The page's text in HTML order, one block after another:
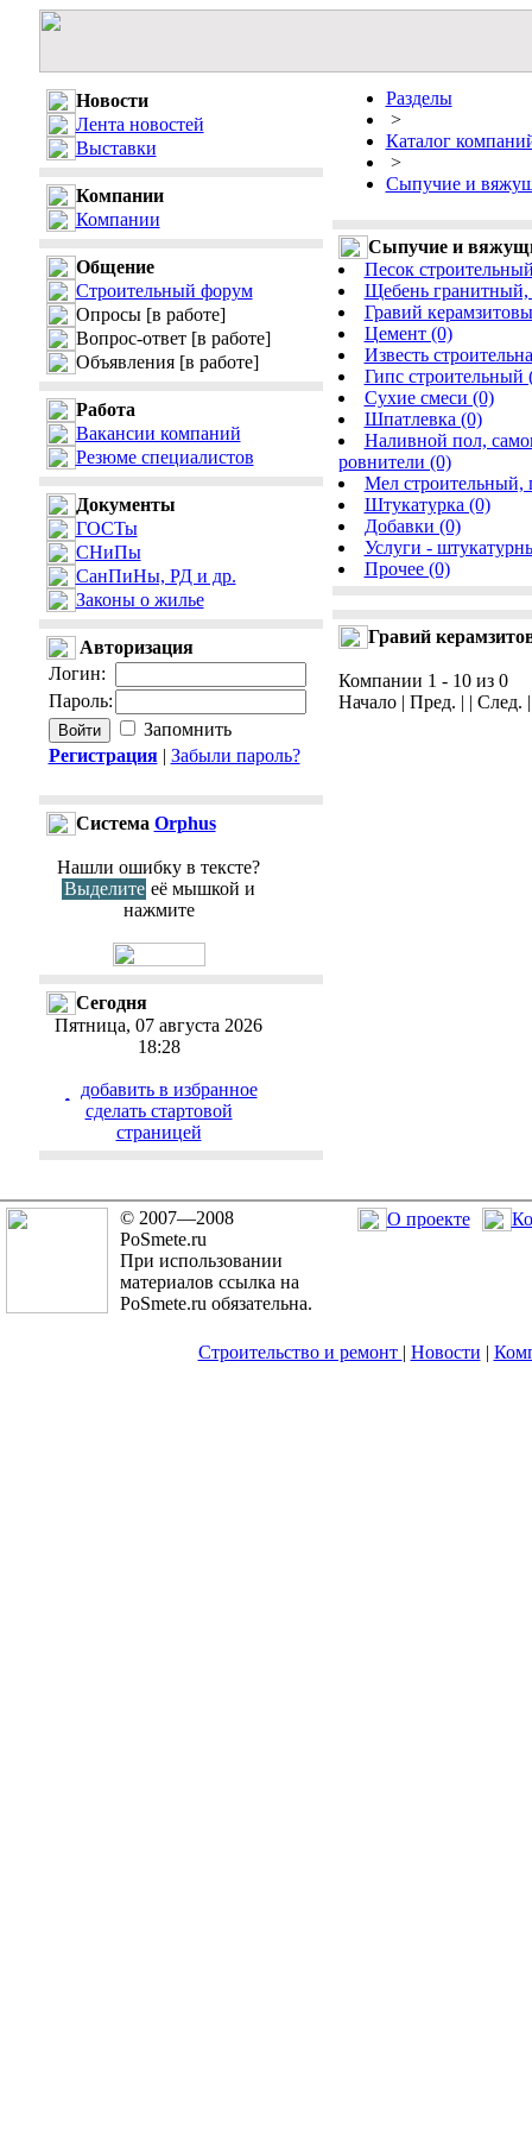
Новости
Лента новостей
Выставки
Компании
Компании
Общение
Строительный форум
Опросы [в работе]
Вопрос-ответ [в работе]
Объявления [в работе]
Работа
Вакансии компаний
Резюме специалистов
Документы
ГОСТы
СНиПы
СанПиНы, РД и др.
Законы о жилье
Авторизация
Логин:
Пароль:
Запомнить
Регистрация| Забыли пароль?
Cистема Orphus
Нашли ошибку в тексте?
Выделите её мышкой и
нажмите
Сегодня
Пятница, 07 августа 2026
18:28
добавить в избранное
cделать стартовой
страницей
Разделы
>
Каталог
>
Сыпучие и
Сыпучие и
Песок
Щебень гранитный,
Гравий
Цемент (0)
Известь
Гипс строительный
Сухие смеси (0)
Шпатлевка (0)
Наливной пол,
ровнители (0)
Мел строительный,
Штукатурка (0)
Добавки (0)
Услуги -
Прочее (0)
Гравий
Компании 1 - 10 из 0
Начало | Пред. | | След.
© 2007—2008
PoSmete.ru
При использовании
материалов ссылка на
PoSmete.ru обязательна.
О проекте
Строительство и ремонт | Новости |